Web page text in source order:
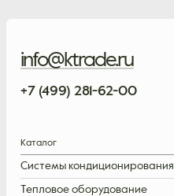
info@ktrade.ru
+7 (499) 281-62-00
Каталог
Системы кондиционирования
Тепловое оборудование